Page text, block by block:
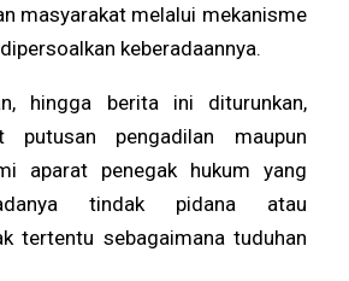
masyarakat melalui mekanisme
keberadaannya.
hingga berita ini diturunkan,
putusan pengadilan maupun
aparat penegak hukum yang
tindak pidana atau
tertentu sebagaimana tuduhan